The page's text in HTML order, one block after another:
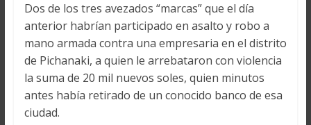
Dos de los tres avezados “marcas” que el día
anterior habrían participado en asalto y robo a
mano armada contra una empresaria en el distrito
de Pichanaki, a quien le arrebataron con violencia
la suma de 20 mil nuevos soles, quien minutos
antes había retirado de un conocido banco de esa
ciudad.